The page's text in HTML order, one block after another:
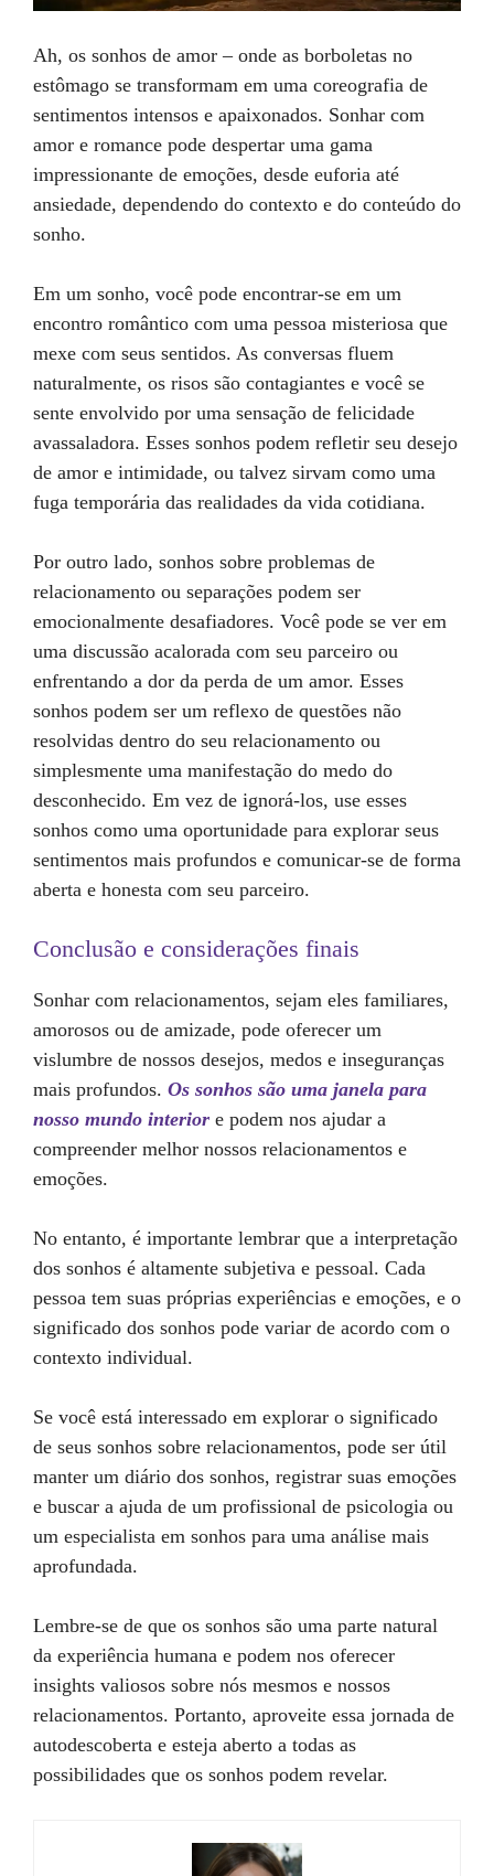
Ah, os sonhos de amor – onde as borboletas no
estômago se transformam em uma coreografia de
sentimentos intensos e apaixonados. Sonhar com
amor e romance pode despertar uma gama
impressionante de emoções, desde euforia até
ansiedade, dependendo do contexto e do conteúdo do
sonho.
Em um sonho, você pode encontrar-se em um
encontro romântico com uma pessoa misteriosa que
mexe com seus sentidos. As conversas fluem
naturalmente, os risos são contagiantes e você se
sente envolvido por uma sensação de felicidade
avassaladora. Esses sonhos podem refletir seu desejo
de amor e intimidade, ou talvez sirvam como uma
fuga temporária das realidades da vida cotidiana.
Por outro lado, sonhos sobre problemas de
relacionamento ou separações podem ser
emocionalmente desafiadores. Você pode se ver em
uma discussão acalorada com seu parceiro ou
enfrentando a dor da perda de um amor. Esses
sonhos podem ser um reflexo de questões não
resolvidas dentro do seu relacionamento ou
simplesmente uma manifestação do medo do
desconhecido. Em vez de ignorá-los, use esses
sonhos como uma oportunidade para explorar seus
sentimentos mais profundos e comunicar-se de forma
aberta e honesta com seu parceiro.
Conclusão e considerações finais
Sonhar com relacionamentos, sejam eles familiares,
amorosos ou de amizade, pode oferecer um
vislumbre de nossos desejos, medos e inseguranças
mais profundos. Os sonhos são uma janela para
nosso mundo interior e podem nos ajudar a
compreender melhor nossos relacionamentos e
emoções.
No entanto, é importante lembrar que a interpretação
dos sonhos é altamente subjetiva e pessoal. Cada
pessoa tem suas próprias experiências e emoções, e o
significado dos sonhos pode variar de acordo com o
contexto individual.
Se você está interessado em explorar o significado
de seus sonhos sobre relacionamentos, pode ser útil
manter um diário dos sonhos, registrar suas emoções
e buscar a ajuda de um profissional de psicologia ou
um especialista em sonhos para uma análise mais
aprofundada.
Lembre-se de que os sonhos são uma parte natural
da experiência humana e podem nos oferecer
insights valiosos sobre nós mesmos e nossos
relacionamentos. Portanto, aproveite essa jornada de
autodescoberta e esteja aberto a todas as
possibilidades que os sonhos podem revelar.